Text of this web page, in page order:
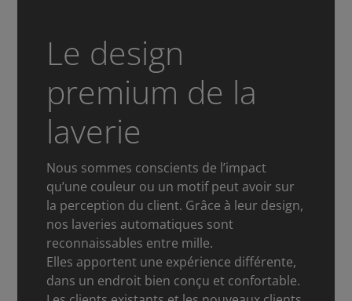
Le design
premium de la
laverie
Nous sommes conscients de l’impact
qu’une couleur ou un motif peut avoir sur
la perception du client. Grâce à leur design,
nos laveries automatiques sont
reconnaissables entre mille.
Elles apportent une expérience différente,
dans un endroit bien conçu et confortable.